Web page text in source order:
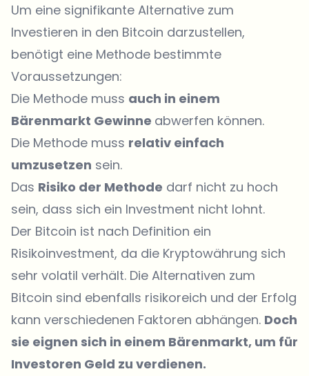
Um eine signifikante Alternative zum
Investieren in den Bitcoin darzustellen,
benötigt eine Methode bestimmte
Voraussetzungen:
Die Methode muss auch in einem
Bärenmarkt Gewinne abwerfen können.
Die Methode muss relativ einfach
umzusetzen sein.
Das Risiko der Methode darf nicht zu hoch
sein, dass sich ein Investment nicht lohnt.
Der Bitcoin ist nach Definition ein
Risikoinvestment, da die Kryptowährung sich
sehr volatil verhält. Die Alternativen zum
Bitcoin sind ebenfalls risikoreich und der Erfolg
kann verschiedenen Faktoren abhängen. Doch
sie eignen sich in einem Bärenmarkt, um für
Investoren Geld zu verdienen.